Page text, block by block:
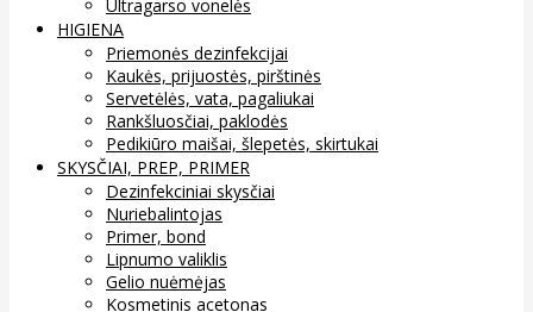
Ultragarso vonelės
HIGIENA
Priemonės dezinfekcijai
Kaukės, prijuostės, pirštinės
Servetėlės, vata, pagaliukai
Rankšluosčiai, paklodės
Pedikiūro maišai, šlepetės, skirtukai
SKYSČIAI, PREP, PRIMER
Dezinfekciniai skysčiai
Nuriebalintojas
Primer, bond
Lipnumo valiklis
Gelio nuėmėjas
Kosmetinis acetonas